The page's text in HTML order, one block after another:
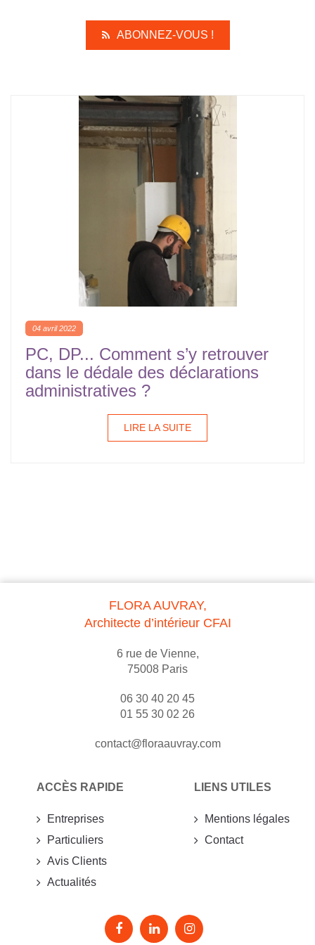
ABONNEZ-VOUS !
04 avril 2022
PC, DP... Comment s’y retrouver
dans le dédale des déclarations
administratives ?
LIRE LA SUITE
FLORA AUVRAY,
Architecte d’intérieur CFAI
6 rue de Vienne,
75008 Paris
06 30 40 20 45
01 55 30 02 26
contact@floraauvray.com
ACCÈS RAPIDE
Entreprises
Particuliers
Avis Clients
Actualités
LIENS UTILES
Mentions légales
Contact